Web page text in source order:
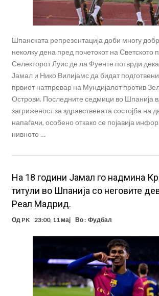
Шпанската репрезентација доби многу
неколку дена пред почетокот на Светското
Селекторот Луис де ла Фуенте потврди
Јамал и Нико Вилијамс да бидат
првиот натпревар на Мундијалот против
Острови. Последните седмици во Шпанија
загриженост за здравствената состојба на
напаѓачи, особено откако се појавија
нивното …
На 18 години Јамал го надмина
титули во Шпанија со неговите
Реал Мадрид.
Од PK 23:00, 11 мај Во : Фудбал